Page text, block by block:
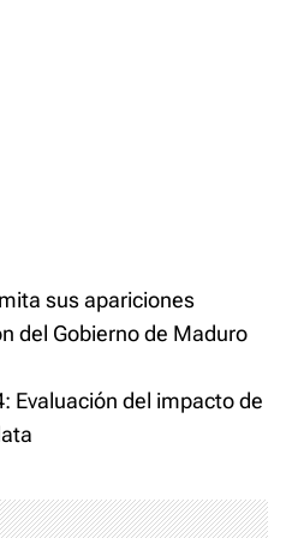
sus apariciones
del Gobierno de Maduro
Evaluación del impacto de